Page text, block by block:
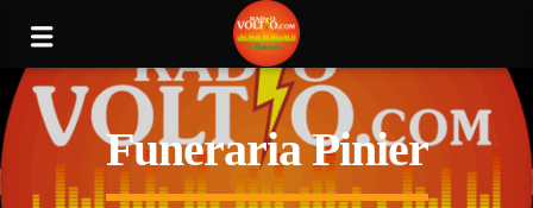
Funeraria Pinier